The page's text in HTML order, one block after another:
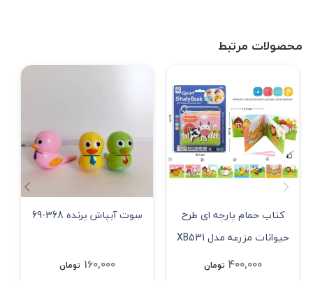
محصولات مرتبط
کتاب حمام پارچه ای طرح
حیوانات مزرعه مدل XB531
400,000 تومان
سوت آبپاش پرنده 368-69
160,000 تومان